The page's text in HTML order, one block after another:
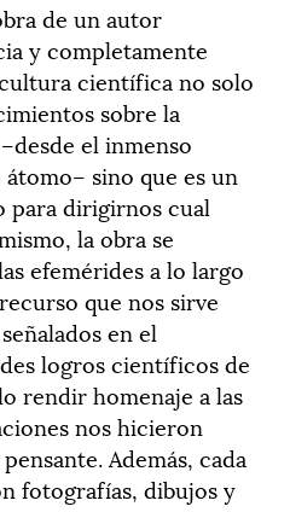
de un autor
y completamente
científica no solo
sobre la
el inmenso
sino que es un
para dirigirnos cual
la obra se
efemérides a lo largo
que nos sirve
en el
logros científicos de
rendir homenaje a las
nos hicieron
Además, cada
fotografías, dibujos y